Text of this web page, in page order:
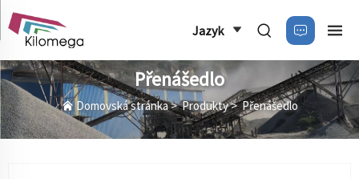
Jazyk
Přenášedlo
Domovská stránka>Produkty>Přenášedlo